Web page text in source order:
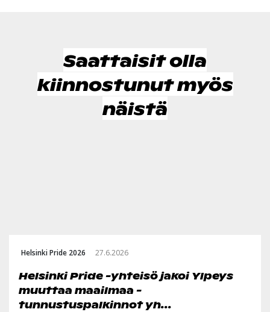
Saattaisit olla
kiinnostunut myös
näistä
Helsinki Pride 2026 27.6.2026
Helsinki Pride -yhteisö jakoi Ylpeys
muuttaa maailmaa -
tunnustuspalkinnot yh...